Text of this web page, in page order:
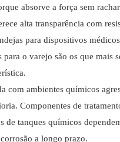
absorve a força sem
alta transparência com
para dispositivos
para o varejo são os que mais
com ambientes químicos
Componentes de
de tanques químicos
a longo prazo.